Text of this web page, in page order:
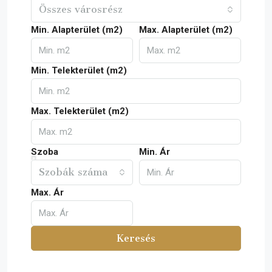
Összes városrész
Min. Alapterület (m2) Max. Alapterület (m2)
Min. Telekterület (m2)
Max. Telekterület (m2)
Szoba
Szobák száma
Min. Ár
Max. Ár
Keresés